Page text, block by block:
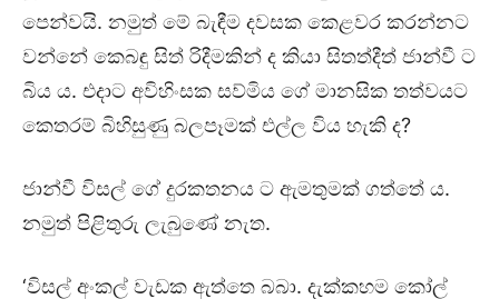
පෙන්වයි. නමුත් මේ බැඳීම දවසක කෙළවර කරන්නට
වන්නේ කෙබඳු සිත් රිදීමකින් ද කියා සිතත්දීත් ජාන්වී ට
බිය ය. එදාට අවිහිංසක සව්මිය ගේ මානසික තත්වයට
කෙතරම් බිහිසුණු බලපෑමක් එල්ල විය හැකි ද?
ජාන්වී විසල් ගේ දුරකතනය ට ඇමතුමක් ගත්තේ ය.
නමුත් පිළිතුරු ලැබුණේ නැත.
‘විසල් අංකල් වැඩක ඇත්තෙ බබා. දැක්කහම කෝල්